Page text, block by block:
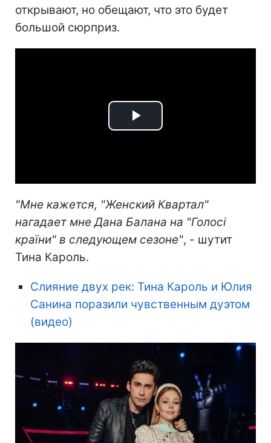
открывают, но обещают, что это будет
большой сюрприз.
Play
"Мне кажется, "Женский Квартал"
нагадает мне Дана Балана на "Голосі
країни" в следующем сезоне", - шутит
Тина Кароль.
Слияние двух рек: Тина Кароль и Юлия
Санина поразили чувственным дуэтом
(видео)